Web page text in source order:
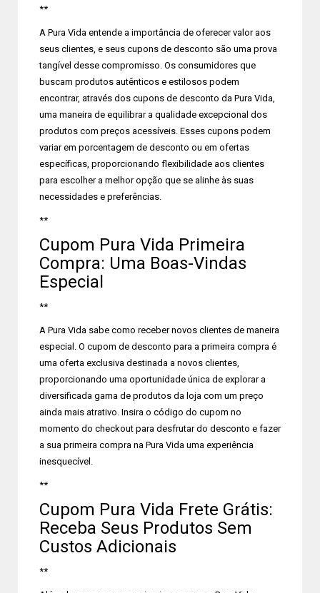
**
A Pura Vida entende a importância de oferecer valor aos
seus clientes, e seus cupons de desconto são uma prova
tangível desse compromisso. Os consumidores que
buscam produtos autênticos e estilosos podem
encontrar, através dos cupons de desconto da Pura Vida,
uma maneira de equilibrar a qualidade excepcional dos
produtos com preços acessíveis. Esses cupons podem
variar em porcentagem de desconto ou em ofertas
específicas, proporcionando flexibilidade aos clientes
para escolher a melhor opção que se alinhe às suas
necessidades e preferências.
**
Cupom Pura Vida Primeira
Compra: Uma Boas-Vindas
Especial
**
A Pura Vida sabe como receber novos clientes de maneira
especial. O cupom de desconto para a primeira compra é
uma oferta exclusiva destinada a novos clientes,
proporcionando uma oportunidade única de explorar a
diversificada gama de produtos da loja com um preço
ainda mais atrativo. Insira o código do cupom no
momento do checkout para desfrutar do desconto e fazer
a sua primeira compra na Pura Vida uma experiência
inesquecível.
**
Cupom Pura Vida Frete Grátis:
Receba Seus Produtos Sem
Custos Adicionais
**